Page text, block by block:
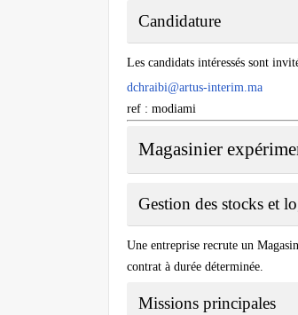
Candidature
Les candidats intéressés sont
dchraibi@artus-interim.ma
ref : modiami
Magasinier
Gestion des stocks et
Une entreprise recrute un
contrat à durée déterminée.
Missions principales